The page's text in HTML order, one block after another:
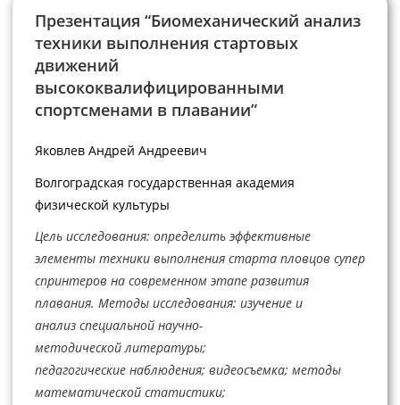
Презентация “Биомеханический анализ
техники выполнения cтартовых
движений
высококвалифицированными
спортсменами в плавании”
Яковлев Андрей Андреевич
Волгоградская государственная академия
физической культуры
Цель исследования: определить эффективные
элементы техники выполнения старта пловцов супер
спринтеров на современном этапе развития
плавания. Методы исследования: изучение и
анализ специальной научно-
методической литературы;
педагогические наблюдения; видеосъемка; методы
математической статистики;